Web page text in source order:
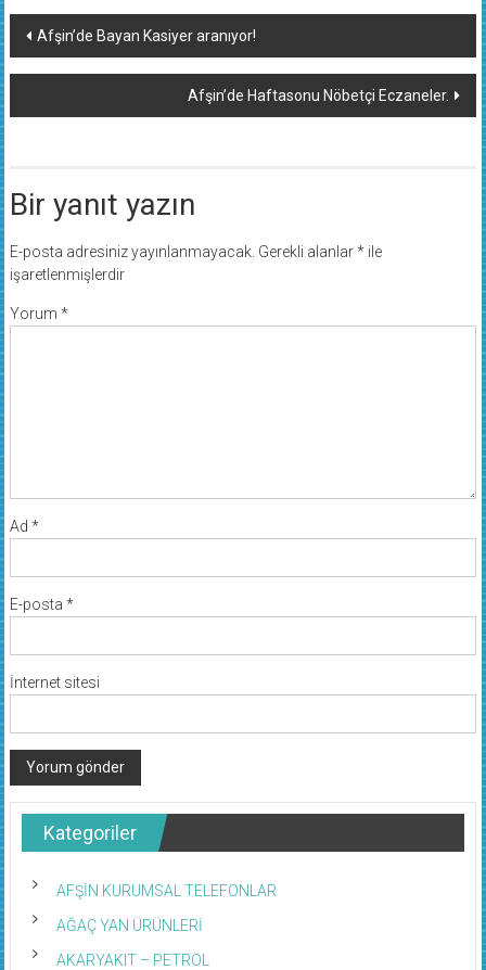
Yazı
dolaşımı
Afşin’de Bayan Kasiyer aranıyor!
Afşin’de Haftasonu Nöbetçi Eczaneler.
Bir yanıt yazın
E-posta adresiniz yayınlanmayacak. Gerekli alanlar*ile
işaretlenmişlerdir
Yorum *
Ad *
E-posta *
İnternet sitesi
Kategoriler
AFŞİN KURUMSAL TELEFONLAR
AĞAÇ YAN ÜRÜNLERİ
AKARYAKIT – PETROL